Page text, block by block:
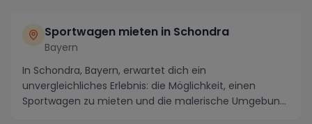
Sportwagen mieten in Schondra
Bayern
In Schondra, Bayern, erwartet dich ein
unvergleichliches Erlebnis: die Möglichkeit, einen
Sportwagen zu mieten und die malerische Umgebung